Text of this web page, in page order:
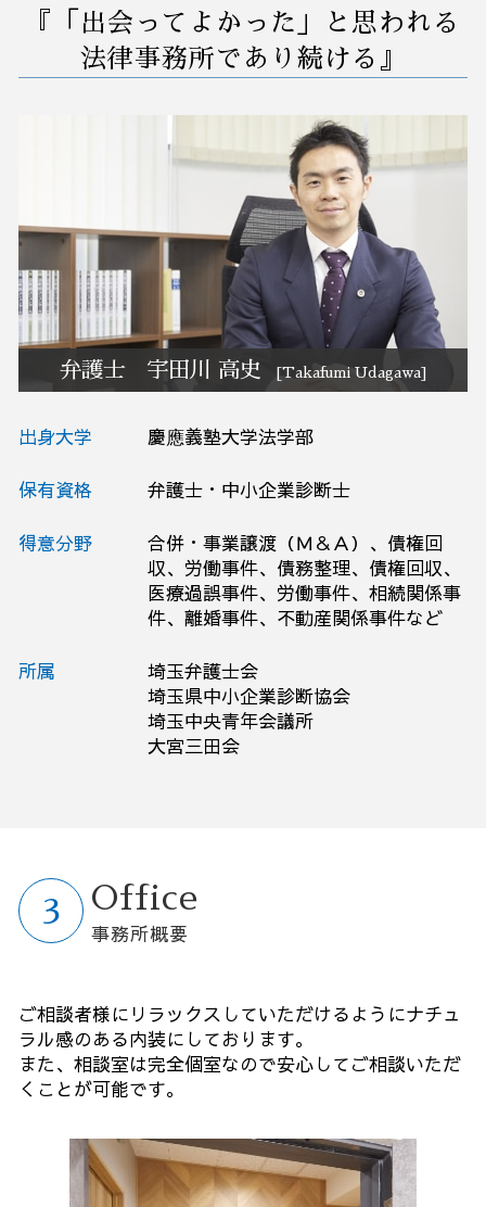
破産 債務
自己破産費用 払えない
任意整理 支払い 遅れ
紛争予防 顧問弁護士
会社 嫌がらせ
紛争 訴訟 対応
解雇 通告 期間
早期 経営 改善計画
業務 削減
自動化 業務改善
訴訟 紛争 弁護士相談 埼玉県
M&A 弁護士相談 埼玉県
リーガルチェック 弁護士相談 さいたま市
訴訟 紛争 弁護士相談 茨城県
訴訟 紛争 弁護士相談 群馬県
債務整理 弁護士相談 さいたま市
予防法務 弁護士相談 さいたま市
予防法務 弁護士相談 埼玉県
事業承継 弁護士相談 埼玉県
『「出会ってよかった」と思われる
法律事務所であり続ける』
弁護士 宇田川 高史 [Takafumi Udagawa]
出身大学 慶應義塾大学法学部
保有資格 弁護士・中小企業診断士
得意分野
合併・事業譲渡（Ｍ＆Ａ）、債権回
収、労働事件、債務整理、債権回収、
医療過誤事件、労働事件、相続関係事
件、離婚事件、不動産関係事件など
所属
埼玉弁護士会
埼玉県中小企業診断協会
埼玉中央青年会議所
大宮三田会
Office
事務所概要
ご相談者様にリラックスしていただけるようにナチュ
ラル感のある内装にしております。
また、相談室は完全個室なので安心してご相談いただ
くことが可能です。